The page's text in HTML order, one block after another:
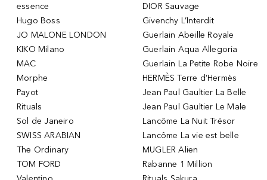
essence
Hugo Boss
JO MALONE LONDON
KIKO Milano
MAC
Morphe
Payot
Rituals
Sol de Janeiro
SWISS ARABIAN
The Ordinary
TOM FORD
DIOR Sauvage
Givenchy L’Interdit
Guerlain Abeille Royale
Guerlain Aqua Allegoria
Guerlain La Petite Robe Noire
HERMÈS Terre d’Hermès
Jean Paul Gaultier La Belle
Jean Paul Gaultier Le Male
Lancôme La Nuit Trésor
Lancôme La vie est belle
MUGLER Alien
Rabanne 1 Million